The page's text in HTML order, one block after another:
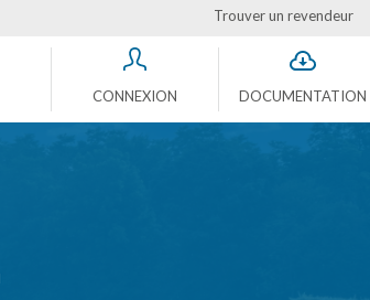
Trouver un revendeur
CONNEXION DOCUMENTATION